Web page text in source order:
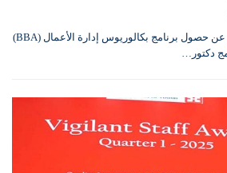
تفخر جامعة الفيصل بالإعلان عن حصول برنامج بكالوريوس إدارة الأعمال (BBA)
دكتور…